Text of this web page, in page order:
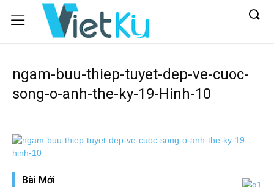
ngam-buu-thiep-tuyet-dep-ve-cuoc-
song-o-anh-the-ky-19-Hinh-10
Bài Mới